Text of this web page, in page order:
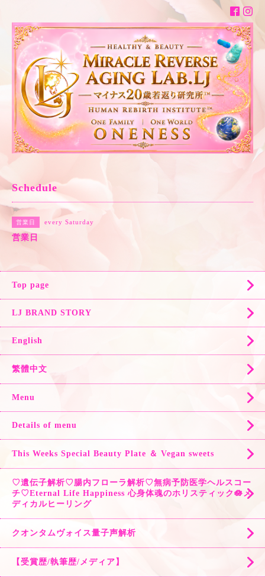
Schedule
営業日 every Saturday
営業日
Top page
LJ BRAND STORY
English
繁體中文
Menu
Details of menu
This Weeks Special Beauty Plate ＆ Vegan sweets
♡遺伝子解析♡腸内フローラ解析♡無病予防医学ヘルスコー
チ♡Eternal Life Happiness 心身体魂のホリスティック🪷メ
ディカルヒーリング
クオンタムヴォイス量子声解析
【受賞歴/執筆歴/メディア】